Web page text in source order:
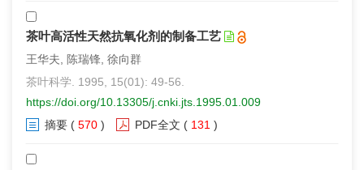
茶叶高活性天然抗氧化剂的制备工艺
王华夫, 陈瑞锋, 徐向群
茶叶科学. 1995, 15(01): 49-56.
https://doi.org/10.13305/j.cnki.jts.1995.01.009
摘要 ( 570 ) PDF全文 ( 131 )